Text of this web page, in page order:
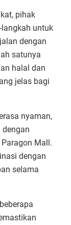
pihak
untuk
dengan
satunya
halal dan
jelas bagi
nyaman,
Mall.
dengan
selama